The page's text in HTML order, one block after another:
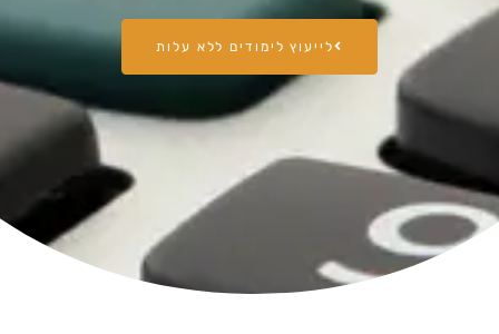
לייעוץ לימודים ללא עלות